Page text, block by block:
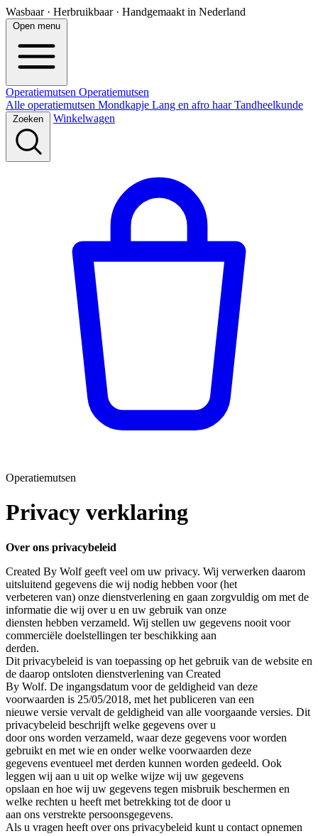
Wasbaar · Herbruikbaar · Handgemaakt in Nederland
Open menu
Operatiemutsen Operatiemutsen
Alle operatiemutsen Mondkapje Lang en afro haarTandheelkunde
Zoeken Winkelwagen
Operatiemutsen
Privacy verklaring
Over ons privacybeleid
Created By Wolf geeft veel om uw privacy. Wij verwerken daarom
uitsluitend gegevens die wij nodig hebben voor (het
verbeteren van) onze dienstverlening en gaan zorgvuldig om met de
informatie die wij over u en uw gebruik van onze
diensten hebben verzameld. Wij stellen uw gegevens nooit voor
commerciële doelstellingen ter beschikking aan
derden.
Dit privacybeleid is van toepassing op het gebruik van de website en
de daarop ontsloten dienstverlening van Created
By Wolf. De ingangsdatum voor de geldigheid van deze
voorwaarden is 25/05/2018, met het publiceren van een
nieuwe versie vervalt de geldigheid van alle voorgaande versies. Dit
privacybeleid beschrijft welke gegevens over u
door ons worden verzameld, waar deze gegevens voor worden
gebruikt en met wie en onder welke voorwaarden deze
gegevens eventueel met derden kunnen worden gedeeld. Ook
leggen wij aan u uit op welke wijze wij uw gegevens
opslaan en hoe wij uw gegevens tegen misbruik beschermen en
welke rechten u heeft met betrekking tot de door u
aan ons verstrekte persoonsgegevens.
Als u vragen heeft over ons privacybeleid kunt u contact opnemen